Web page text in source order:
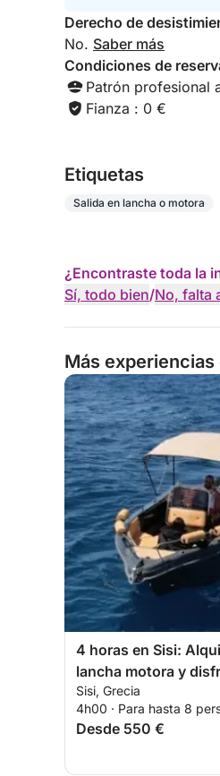
los servicios
decepcionante: tengan
así. Una observación
fumando cigarrillos a
Derecho de
No. Saber más
Condiciones de
Patrón profesional
Fianza : 0 €
Etiquetas
Salida en lancha o motora
¿Encontraste toda la
Sí, todo bien/No, falta
Más
4 horas en Sisi:
lancha motora y
Sisi, Grecia
4h00 · Para hasta 8
Desde 550 €